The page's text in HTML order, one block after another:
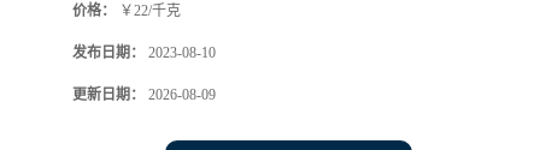
价格： ￥22/千克
发布日期： 2023-08-10
更新日期： 2026-08-09